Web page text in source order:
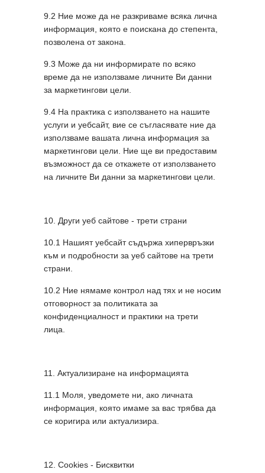
9.2 Ние може да не разкриваме всяка лична
информация, която е поискана до степента,
позволена от закона.
9.3 Може да ни информирате по всяко
време да не използваме личните Ви данни
за маркетингови цели.
9.4 На практика с използването на нашите
услуги и уебсайт, вие се съгласявате ние да
използваме вашата лична информация за
маркетингови цели. Ние ще ви предоставим
възможност да се откажете от използването
на личните Ви данни за маркетингови цели.
10. Други уеб сайтове - трети страни
10.1 Нашият уебсайт съдържа хипервръзки
към и подробности за уеб сайтове на трети
страни.
10.2 Ние нямаме контрол над тях и не носим
отговорност за политиката за
конфиденциалност и практики на трети
лица.
11. Актуализиране на информацията
11.1 Моля, уведомете ни, ако личната
информация, която имаме за вас трябва да
се коригира или актуализира.
12. Cookies - Бисквитки